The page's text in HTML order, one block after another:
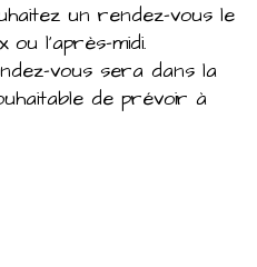
un rendez-vous le
ou l'après-midi.
vous sera dans la
de prévoir à